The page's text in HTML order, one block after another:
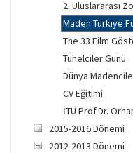
Maden Türkiye
The 33 Film
Tünelciler Günü
Dünya
CV Eğitimi
2015-2016 Dönemi
2012-2013 Dönemi